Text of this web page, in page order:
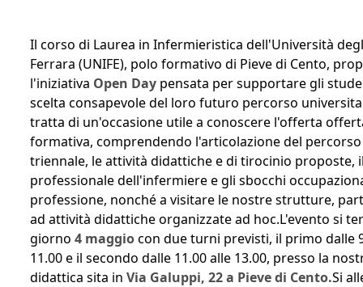
Il corso di Laurea in Infermieristica dell'Università
Ferrara (UNIFE), polo formativo di Pieve di Cento,
l'iniziativa Open Day pensata per supportare gli
scelta consapevole del loro futuro percorso
tratta di un'occasione utile a conoscere l'offerta
formativa, comprendendo l'articolazione del percorso
triennale, le attività didattiche e di tirocinio proposte,
professionale dell'infermiere e gli sbocchi
professione, nonché a visitare le nostre strutture,
ad attività didattiche organizzate ad hoc.L'evento si
giorno 4 maggiocon due turni previsti, il primo dalle
11.00 e il secondo dalle 11.00 alle 13.00, presso la
didattica sita in Via Galuppi, 22 a Pieve di Cento.Si